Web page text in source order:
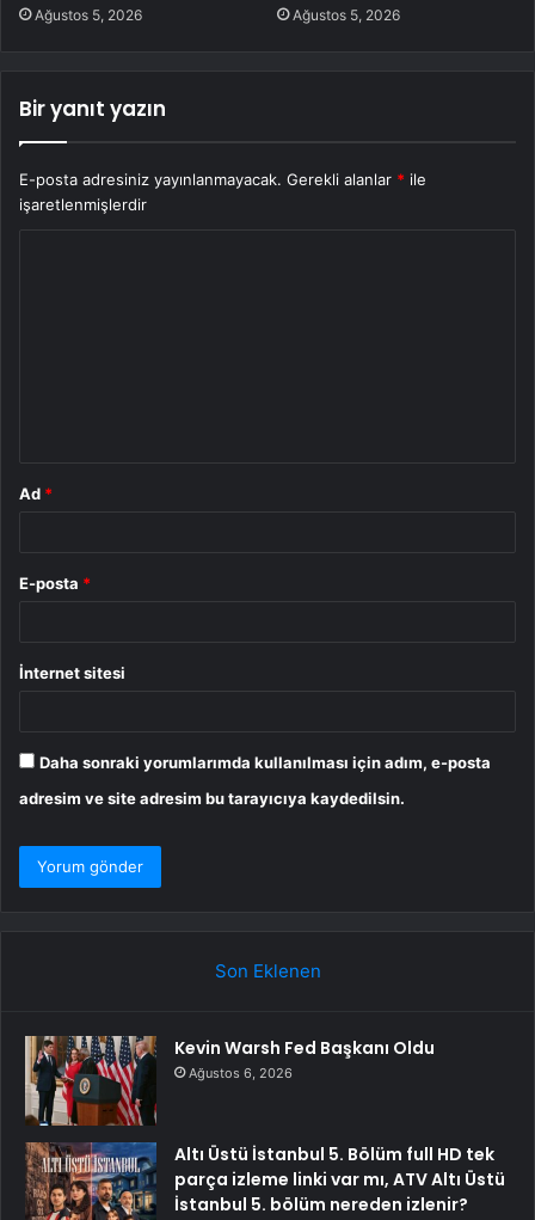
Ağustos 5, 2026 Ağustos 5, 2026
Bir yanıt yazın
E-posta adresiniz yayınlanmayacak. Gerekli alanlar * ile
işaretlenmişlerdir
Ad *
E-posta *
İnternet sitesi
Daha sonraki yorumlarımda kullanılması için adım, e-posta
adresim ve site adresim bu tarayıcıya kaydedilsin.
Son Eklenen
Kevin Warsh Fed Başkanı Oldu
Ağustos 6, 2026
Altı Üstü İstanbul 5. Bölüm full HD tek
parça izleme linki var mı, ATV Altı Üstü
İstanbul 5. bölüm nereden izlenir?